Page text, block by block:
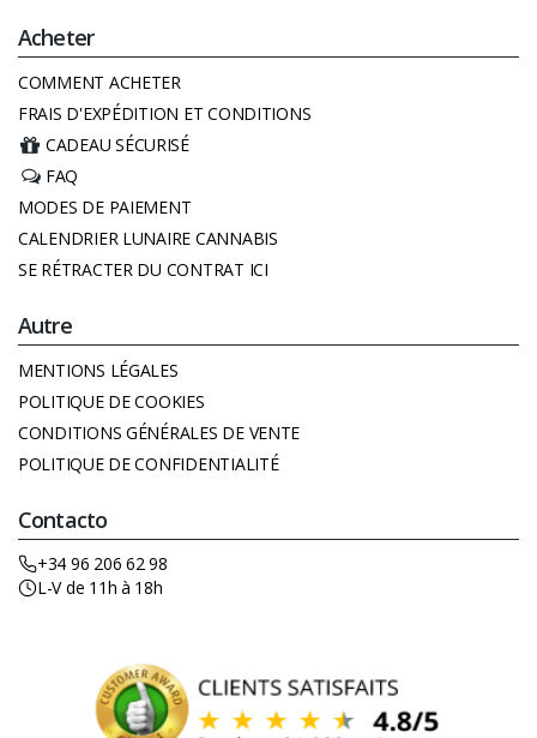
Acheter
COMMENT ACHETER
FRAIS D'EXPÉDITION ET CONDITIONS
CADEAU SÉCURISÉ
FAQ
MODES DE PAIEMENT
CALENDRIER LUNAIRE CANNABIS
SE RÉTRACTER DU CONTRAT ICI
Autre
MENTIONS LÉGALES
POLITIQUE DE COOKIES
CONDITIONS GÉNÉRALES DE VENTE
POLITIQUE DE CONFIDENTIALITÉ
Contacto
+34 96 206 62 98
L-V de 11h à 18h